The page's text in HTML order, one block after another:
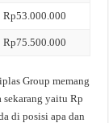
Rp53.000.000
Rp75.500.000
Group memang
sekarang yaitu Rp
di posisi apa dan